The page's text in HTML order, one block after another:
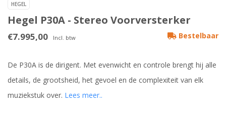
HEGEL
Hegel P30A - Stereo Voorversterker
€7.995,00 Incl. btw Bestelbaar
De P30A is de dirigent. Met evenwicht en controle brengt hij alle
details, de grootsheid, het gevoel en de complexiteit van elk
muziekstuk over. Lees meer..